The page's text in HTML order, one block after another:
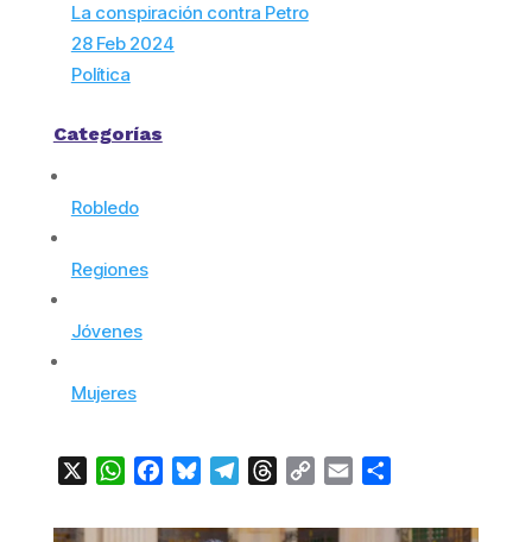
La conspiración contra Petro
28 Feb 2024
Política
Categorías
Robledo
Regiones
Jóvenes
Mujeres
WhatsApp
FacebookBlueskyTelegramThreads
Copy Email